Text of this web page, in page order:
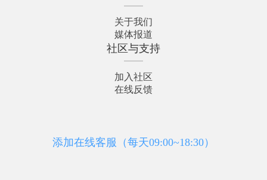
关于我们
媒体报道
社区与支持
加入社区
在线反馈
添加在线客服（每天09:00~18:30）